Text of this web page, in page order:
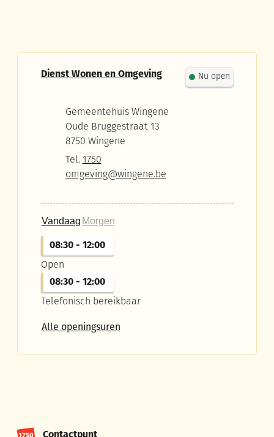
Contact
Dienst Wonen en Omgeving Nu open
Gemeentehuis Wingene
Oude Bruggestraat 13
,8750 Wingene
1750
E-mailomgeving@wingene.be
Vandaag Morgen
08:30 - 12:00
Open
08:30 - 12:00
Telefonisch bereikbaar
Alle openingsurenDienst Wonen en Omgeving
Contactpunt